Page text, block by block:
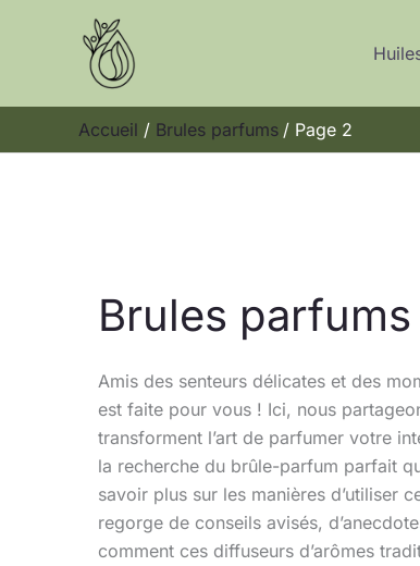
Accueil Brules parfums Page 2
Brules parfums
Amis des senteurs délicates et des
est faite pour vous ! Ici, nous
transforment l’art de parfumer votre
la recherche du brûle-parfum parfait
savoir plus sur les manières d’utiliser
regorge de conseils avisés,
comment ces diffuseurs d’arômes